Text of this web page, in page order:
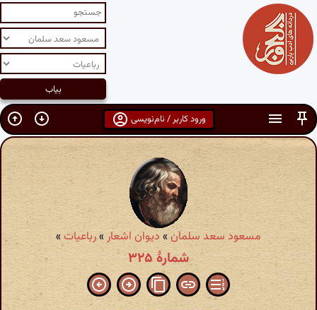
ورود کاربر / نام‌نویسی
مسعود سعد سلمان» دیوان اشعار »رباعیات»
شمارهٔ ۳۲۵